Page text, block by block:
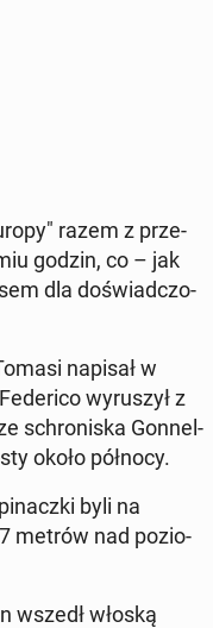
razem z prze­
godzin, co – jak
dla do­świad­czo­
napisał w
wy­ru­szył z
schro­ni­ska Gon­nel­
około północy.
byli na
metrów nad po­zio­
wszedł włoską